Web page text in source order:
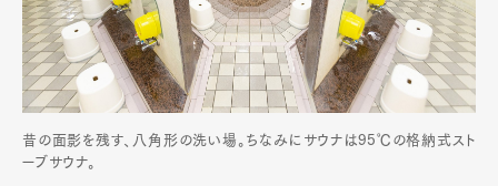
昔の面影を残す、八角形の洗い場。ちなみにサウナは95℃の格納式スト
ーブサウナ。